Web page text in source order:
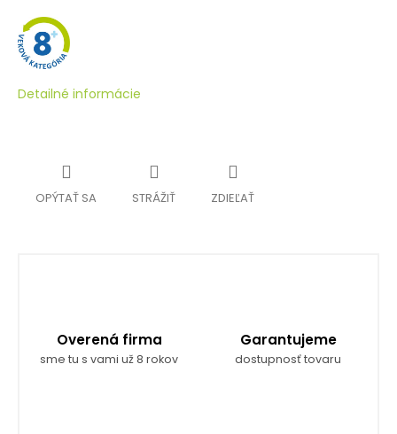
Detailné informácie
OPÝTAŤ SA STRÁŽIŤ ZDIEĽAŤ
Overená firma
sme tu s vami už 8 rokov
Garantujeme
dostupnosť tovaru